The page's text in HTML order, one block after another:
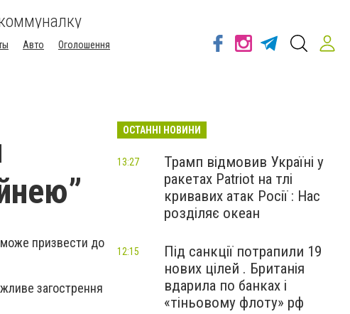
Авто
Оголошення
призвести до
загострення
ОСТАННІ НОВИНИ
Трамп відмовив Україні у
ракетах Patriot на тлі
кривавих атак Росії : Нас
розділяє океан
13:27
Під санкції потрапили 19
нових цілей . Британія
вдарила по банках і
«тіньовому флоту» рф
12:15